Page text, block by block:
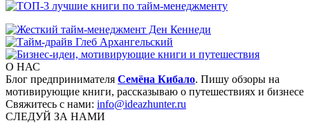
О НАС
Блог предпринимателя Семёна Кибало. Пишу обзоры на
мотивирующие книги, рассказываю о путешествиях и бизнесе
Свяжитесь с нами: info@ideazhunter.ru
СЛЕДУЙ ЗА НАМИ